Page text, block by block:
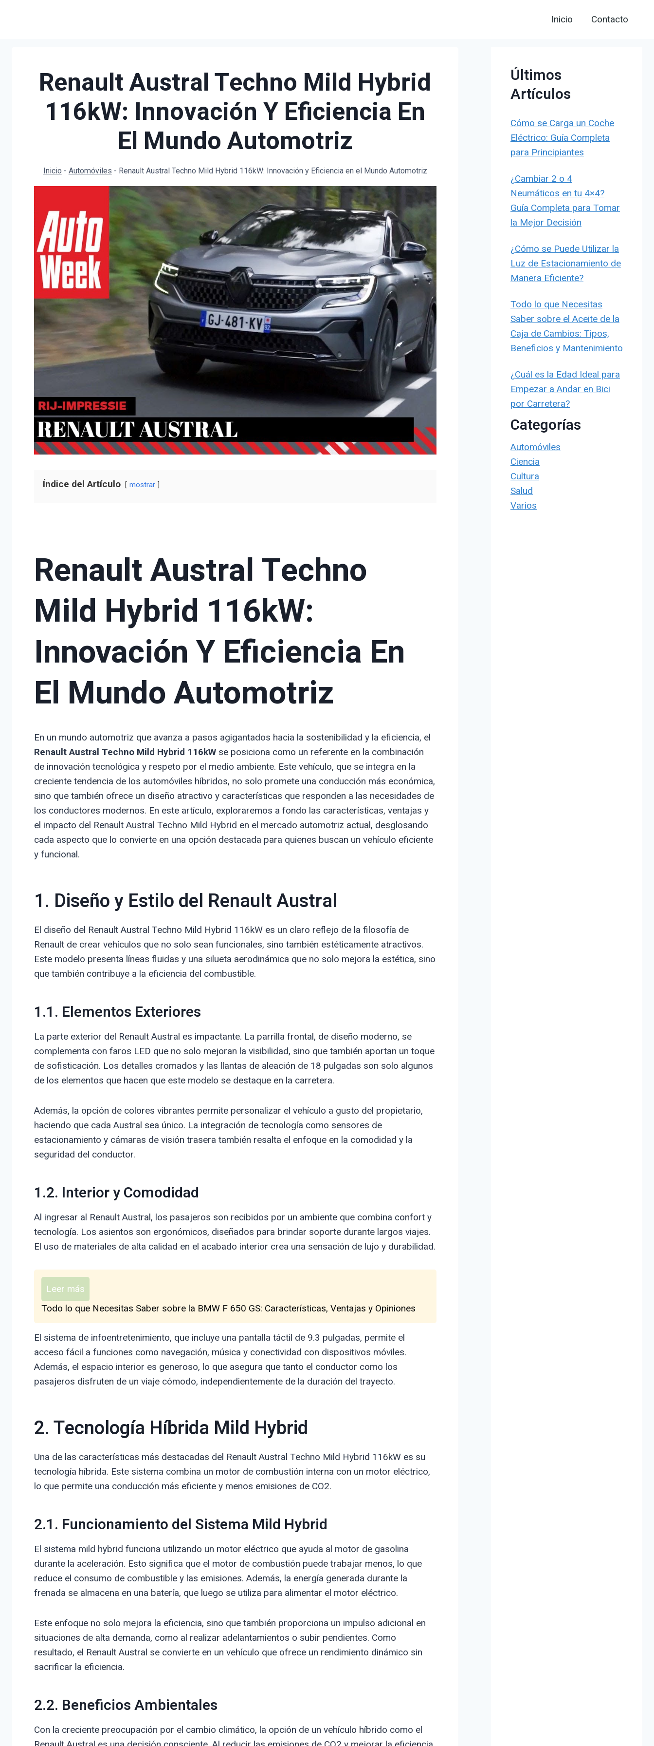
Inicio Contacto
Renault Austral Techno Mild Hybrid
116kW: Innovación Y Eficiencia En
El Mundo Automotriz
Inicio - Automóviles - Renault Austral Techno Mild Hybrid 116kW: Innovación y Eficiencia en el Mundo Automotriz
Índice del Artículo mostrar
Renault Austral Techno
Mild Hybrid 116kW:
Innovación Y Eficiencia En
El Mundo Automotriz
En un mundo automotriz que avanza a pasos agigantados hacia la sostenibilidad y la eficiencia, el
Renault Austral Techno Mild Hybrid 116kWse posiciona como un referente en la combinación
de innovación tecnológica y respeto por el medio ambiente. Este vehículo, que se integra en la
creciente tendencia de los automóviles híbridos, no solo promete una conducción más económica,
sino que también ofrece un diseño atractivo y características que responden a las necesidades de
los conductores modernos. En este artículo, exploraremos a fondo las características, ventajas y
el impacto del Renault Austral Techno Mild Hybrid en el mercado automotriz actual, desglosando
cada aspecto que lo convierte en una opción destacada para quienes buscan un vehículo eficiente
y funcional.
1. Diseño y Estilo del Renault Austral
El diseño del Renault Austral Techno Mild Hybrid 116kW es un claro reflejo de la filosofía de
Renault de crear vehículos que no solo sean funcionales, sino también estéticamente atractivos.
Este modelo presenta líneas fluidas y una silueta aerodinámica que no solo mejora la estética, sino
que también contribuye a la eficiencia del combustible.
1.1. Elementos Exteriores
La parte exterior del Renault Austral es impactante. La parrilla frontal, de diseño moderno, se
complementa con faros LED que no solo mejoran la visibilidad, sino que también aportan un toque
de sofisticación. Los detalles cromados y las llantas de aleación de 18 pulgadas son solo algunos
de los elementos que hacen que este modelo se destaque en la carretera.
Además, la opción de colores vibrantes permite personalizar el vehículo a gusto del propietario,
haciendo que cada Austral sea único. La integración de tecnología como sensores de
estacionamiento y cámaras de visión trasera también resalta el enfoque en la comodidad y la
seguridad del conductor.
1.2. Interior y Comodidad
Al ingresar al Renault Austral, los pasajeros son recibidos por un ambiente que combina confort y
tecnología. Los asientos son ergonómicos, diseñados para brindar soporte durante largos viajes.
El uso de materiales de alta calidad en el acabado interior crea una sensación de lujo y durabilidad.
Leer más
Todo lo que Necesitas Saber sobre la BMW F 650 GS: Características, Ventajas y Opiniones
El sistema de infoentretenimiento, que incluye una pantalla táctil de 9.3 pulgadas, permite el
acceso fácil a funciones como navegación, música y conectividad con dispositivos móviles.
Además, el espacio interior es generoso, lo que asegura que tanto el conductor como los
pasajeros disfruten de un viaje cómodo, independientemente de la duración del trayecto.
2. Tecnología Híbrida Mild Hybrid
Una de las características más destacadas del Renault Austral Techno Mild Hybrid 116kW es su
tecnología híbrida. Este sistema combina un motor de combustión interna con un motor eléctrico,
lo que permite una conducción más eficiente y menos emisiones de CO2.
2.1. Funcionamiento del Sistema Mild Hybrid
El sistema mild hybrid funciona utilizando un motor eléctrico que ayuda al motor de gasolina
durante la aceleración. Esto significa que el motor de combustión puede trabajar menos, lo que
reduce el consumo de combustible y las emisiones. Además, la energía generada durante la
frenada se almacena en una batería, que luego se utiliza para alimentar el motor eléctrico.
Este enfoque no solo mejora la eficiencia, sino que también proporciona un impulso adicional en
situaciones de alta demanda, como al realizar adelantamientos o subir pendientes. Como
resultado, el Renault Austral se convierte en un vehículo que ofrece un rendimiento dinámico sin
sacrificar la eficiencia.
2.2. Beneficios Ambientales
Con la creciente preocupación por el cambio climático, la opción de un vehículo híbrido como el
Últimos
Artículos
Cómo se Carga un Coche
Eléctrico: Guía Completa
para Principiantes
¿Cambiar 2 o 4
Neumáticos en tu 4×4?
Guía Completa para Tomar
la Mejor Decisión
¿Cómo se Puede Utilizar la
Luz de Estacionamiento de
Manera Eficiente?
Todo lo que Necesitas
Saber sobre el Aceite de la
Caja de Cambios: Tipos,
Beneficios y Mantenimiento
¿Cuál es la Edad Ideal para
Empezar a Andar en Bici
por Carretera?
Categorías
Automóviles
Ciencia
Cultura
Salud
Varios